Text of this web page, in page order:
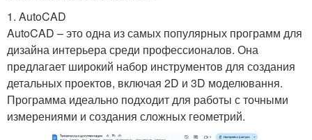
1. AutoCAD
AutoCAD – это одна из самых популярных программ для
дизайна интерьера среди профессионалов. Она
предлагает широкий набор инструментов для создания
детальных проектов, включая 2D и 3D моделювання.
Программа идеально подходит для работы с точными
измерениями и создания сложных геометрий.